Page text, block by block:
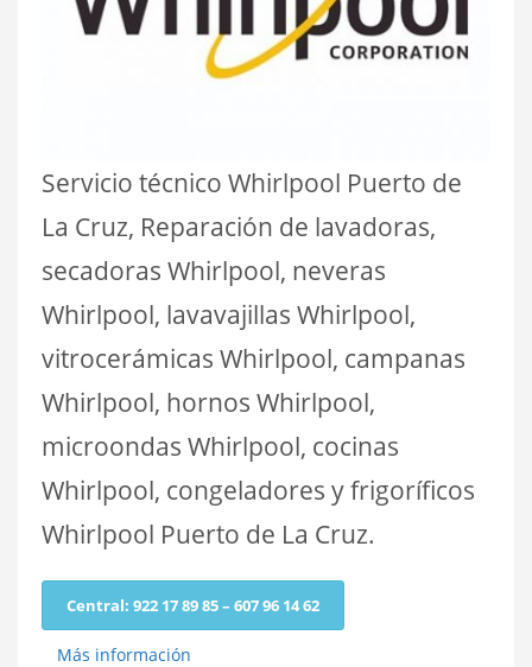
Servicio técnico Whirlpool Puerto de
La Cruz, Reparación de lavadoras,
secadoras Whirlpool, neveras
Whirlpool, lavavajillas Whirlpool,
vitrocerámicas Whirlpool, campanas
Whirlpool, hornos Whirlpool,
microondas Whirlpool, cocinas
Whirlpool, congeladores y frigoríficos
Whirlpool Puerto de La Cruz.
Central: 922 17 89 85 – 607 96 14 62
Más información